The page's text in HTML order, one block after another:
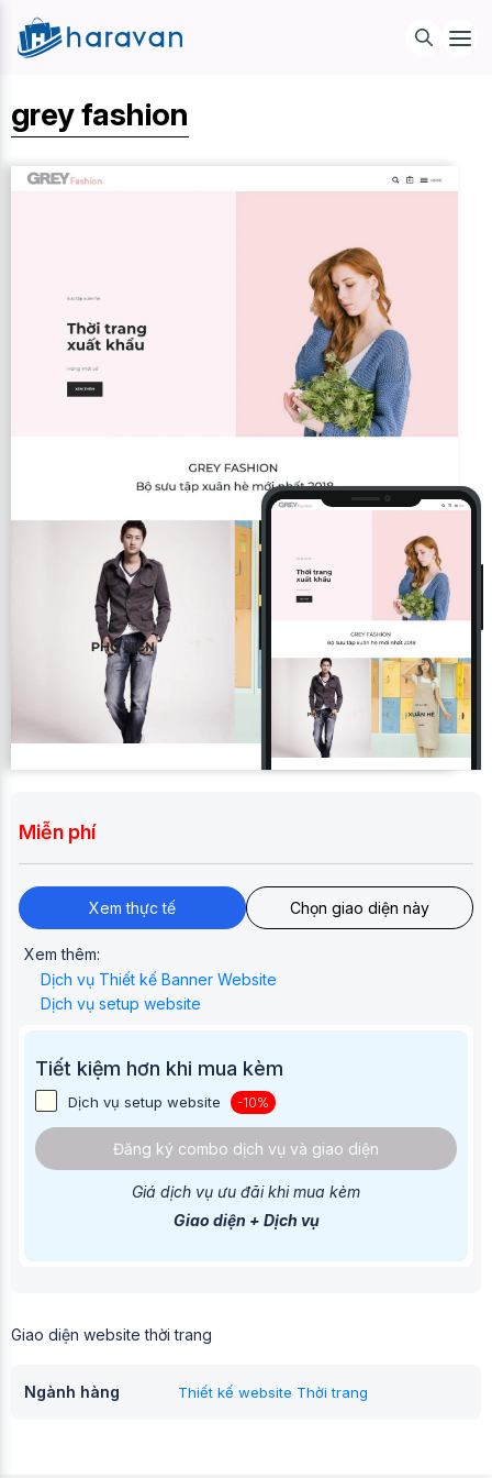
grey fashion
Miễn phí
Xem thực tế Chọn giao diện này
Xem thêm:
Dịch vụ Thiết kế Banner Website
Dịch vụ setup website
Tiết kiệm hơn khi mua kèm
Dịch vụ setup website -10%
Đăng ký combo dịch vụ và giao diện
Giá dịch vụ ưu đãi khi mua kèm
Giao diện + Dịch vụ
Giao diện website thời trang
Ngành hàng Thiết kế website Thời trang